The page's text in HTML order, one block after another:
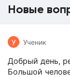
Новые
У Ученик
Добрый день,
Большой